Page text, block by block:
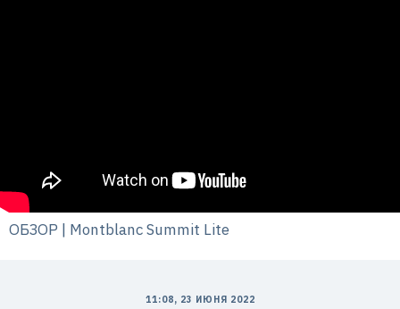
ОБЗОР | Montblanc Summit Lite
11:08, 23 ИЮНЯ 2022